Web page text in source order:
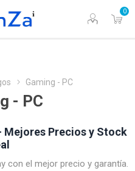
0
Gaming - PC
- PC
Mejores Precios y Stock
con el mejor precio y garantía.